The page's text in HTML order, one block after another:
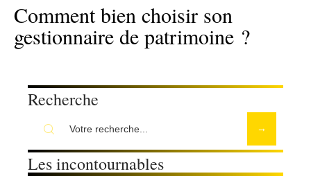
Comment bien choisir son
gestionnaire de patrimoine ?
Recherche
Les incontournables